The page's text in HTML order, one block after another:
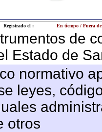
Registrado el : En tiempo / Fuera
de
Estado de
normativo
leyes,
otros